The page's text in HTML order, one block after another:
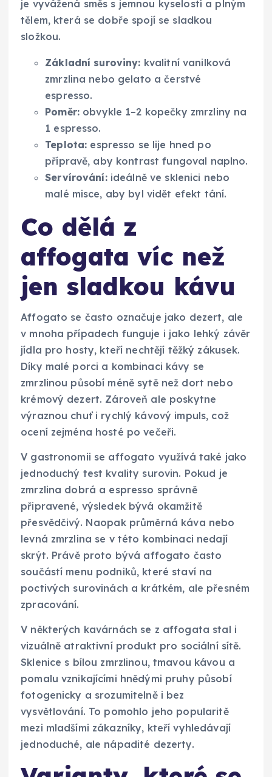
je vyvážená směs s jemnou kyselostí a plným
tělem, která se dobře spojí se sladkou
složkou.
Základní suroviny: kvalitní vanilková
zmrzlina nebo gelato a čerstvé
espresso.
Poměr:obvykle 1–2 kopečky zmrzliny na
1 espresso.
Teplota: espresso se lije hned po
přípravě, aby kontrast fungoval naplno.
Servírování:ideálně ve sklenici nebo
malé misce, aby byl vidět efekt tání.
Co dělá z
affogata víc než
jen sladkou kávu
Affogato se často označuje jako dezert, ale
v mnoha případech funguje i jako lehký závěr
jídla pro hosty, kteří nechtějí těžký zákusek.
Díky malé porci a kombinaci kávy se
zmrzlinou působí méně sytě než dort nebo
krémový dezert. Zároveň ale poskytne
výraznou chuť i rychlý kávový impuls, což
ocení zejména hosté po večeři.
V gastronomii se affogato využívá také jako
jednoduchý test kvality surovin. Pokud je
zmrzlina dobrá a espresso správně
připravené, výsledek bývá okamžitě
přesvědčivý. Naopak průměrná káva nebo
levná zmrzlina se v této kombinaci nedají
skrýt. Právě proto bývá affogato často
součástí menu podniků, které staví na
poctivých surovinách a krátkém, ale přesném
zpracování.
V některých kavárnách se z affogata stal i
vizuálně atraktivní produkt pro sociální sítě.
Sklenice s bílou zmrzlinou, tmavou kávou a
pomalu vznikajícími hnědými pruhy působí
fotogenicky a srozumitelně i bez
vysvětlování. To pomohlo jeho popularitě
mezi mladšími zákazníky, kteří vyhledávají
jednoduché, ale nápadité dezerty.